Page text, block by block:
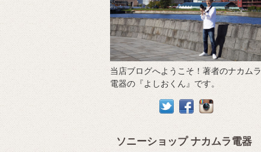
当店ブログへようこそ！著者のナカムラ
電器の『よしおくん』です。
ソニーショップ ナカムラ電器